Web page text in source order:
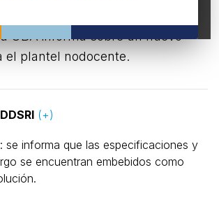
UBA informa sobre un nuevo
el plantel nodocente.
(+)
se informa que las especificaciones y
se encuentran embebidos como